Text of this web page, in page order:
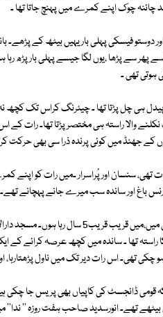
چائنہ چوک اپنے کمرے میں پہنچ جاتا تھا ۔
فیسکی پہلی بار یہیں بیٹھ کے پڑھے۔
پھر سے پڑھا ،یوں لگا جیسے پہلی بار پڑھ
ہوتی تھی ۔
پیدل ہی چل پڑتا تھا ۔ چیئرنگ کراس تک
والا راستہ ہی مختصر پڑتا تھا۔ رات
جھنڈ میں کوئی پرندہ ذرا سی بھی حرکت
تھی، سنسان اور پُراسرار ۔میں رات کو اپنے
باغ اور ساندہ سب میرے جانے پہچانے تھے۔
پنجاب یونیورسٹی نیوکیمپس
کا راستہ تھا ۔ ساندہ میں کچھ عرصہ کرائے
چکی تھی۔ اس رات دیر تک میں ناول
قومی ڈائجسٹ کی کاپیاں بھی پریس جا
بیٹھے تھے۔ انورسدید صاحب ہفت روزہ ''